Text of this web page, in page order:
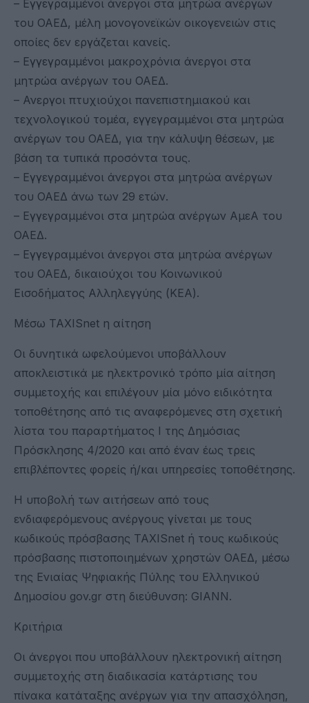
– Εγγεγραμμένοι άνεργοι στα μητρώα ανέργων
του ΟΑΕΔ, μέλη μονογονεϊκών οικογενειών στις
οποίες δεν εργάζεται κανείς.
– Εγγεγραμμένοι μακροχρόνια άνεργοι στα
μητρώα ανέργων του ΟΑΕΔ.
– Ανεργοι πτυχιούχοι πανεπιστημιακού και
τεχνολογικού τομέα, εγγεγραμμένοι στα μητρώα
ανέργων του ΟΑΕΔ, για την κάλυψη θέσεων, με
βάση τα τυπικά προσόντα τους.
– Εγγεγραμμένοι άνεργοι στα μητρώα ανέργων
του ΟΑΕΔ άνω των 29 ετών.
– Εγγεγραμμένοι στα μητρώα ανέργων ΑμεΑ του
ΟΑΕΔ.
– Εγγεγραμμένοι άνεργοι στα μητρώα ανέργων
του ΟΑΕΔ, δικαιούχοι του Κοινωνικού
Εισοδήματος Αλληλεγγύης (ΚΕΑ).
Μέσω TAXISnet η αίτηση
Οι δυνητικά ωφελούμενοι υποβάλλουν
αποκλειστικά με ηλεκτρονικό τρόπο μία αίτηση
συμμετοχής και επιλέγουν μία μόνο ειδικότητα
τοποθέτησης από τις αναφερόμενες στη σχετική
λίστα του παραρτήματος Ι της Δημόσιας
Πρόσκλησης 4/2020 και από έναν έως τρεις
επιβλέποντες φορείς ή/και υπηρεσίες τοποθέτησης.
Η υποβολή των αιτήσεων από τους
ενδιαφερόμενους ανέργους γίνεται με τους
κωδικούς πρόσβασης TAXISnet ή τους κωδικούς
πρόσβασης πιστοποιημένων χρηστών ΟΑΕΔ, μέσω
της Ενιαίας Ψηφιακής Πύλης του Ελληνικού
Δημοσίου gov.gr στη διεύθυνση: GIANN.
Κριτήρια
Οι άνεργοι που υποβάλλουν ηλεκτρονική αίτηση
συμμετοχής στη διαδικασία κατάρτισης του
πίνακα κατάταξης ανέργων για την απασχόληση,